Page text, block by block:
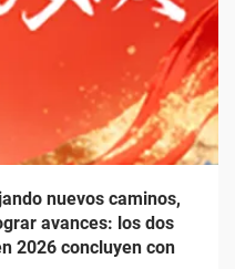
nuevos caminos,
avances: los dos
2026 concluyen con